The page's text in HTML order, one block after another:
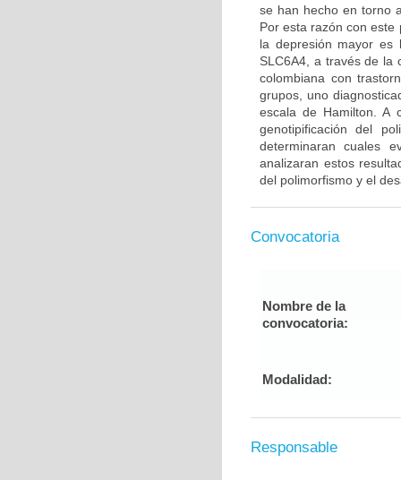
se han hecho en torno
Por esta razón con
la depresión mayor es
SLC6A4, a través de la
colombiana con
grupos, uno
escala de Hamilton. A
genotipificación del
determinaran cuales
analizaran estos
del polimorfismo y el
Convocatoria
Nombre de la
convocatoria:
Modalidad:
Responsable